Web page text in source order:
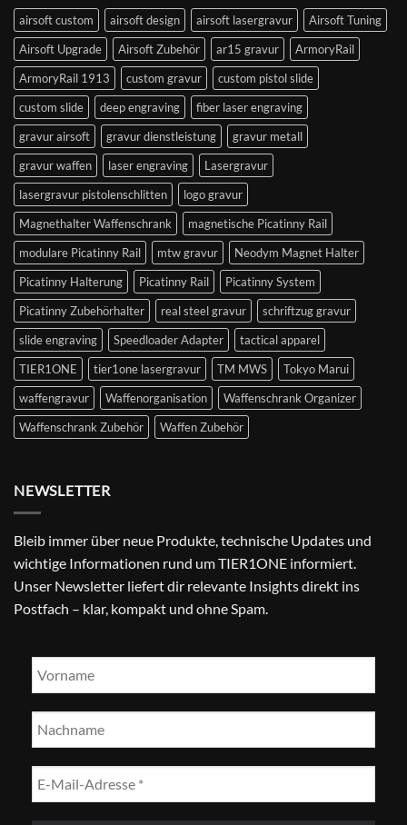
airsoft custom airsoft design airsoft lasergravur
Airsoft Tuning
Airsoft Upgrade
Airsoft Zubehör ar15 gravur
ArmoryRail
ArmoryRail 1913
custom gravur
custom pistol slide
custom slide
deep engraving
fiber laser engraving
gravur airsoft
gravur dienstleistung
gravur metall
gravur waffen
laser engraving
Lasergravur
lasergravur pistolenschlitten
logo gravur
Magnethalter Waffenschrank
magnetische Picatinny Rail
modulare Picatinny Rail
mtw gravur
Neodym Magnet Halter
Picatinny Halterung
Picatinny Rail
Picatinny System
Picatinny Zubehörhalter
real steel gravur
schriftzug gravur
slide engraving
Speedloader Adapter
tactical apparel
TIER1ONE
tier1one lasergravur TM MWS
Tokyo Marui
waffengravur
Waffenorganisation
Waffenschrank Organizer
Waffenschrank Zubehör
Waffen Zubehör
NEWSLETTER
Bleib immer über neue Produkte, technische Updates und
wichtige Informationen rund um TIER1ONE informiert.
Unser Newsletter liefert dir relevante Insights direkt ins
Postfach – klar, kompakt und ohne Spam.